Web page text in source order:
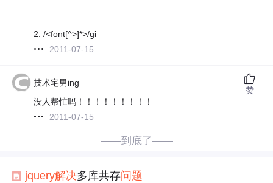
2. /<font[^>]*>/gi
2011-07-15
技术宅男ing
没人帮忙吗！！！！！！！！！
2011-07-15
赞
——到底了——
jquery解决多库共存问题